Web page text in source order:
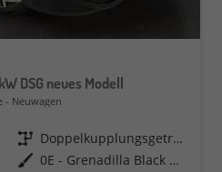
DSG neues Modell
Neuwagen
Getriebe
Doppelkupplungsgetriebe (DSG)
Außenfarbe
0E - Grenadilla Black Met.